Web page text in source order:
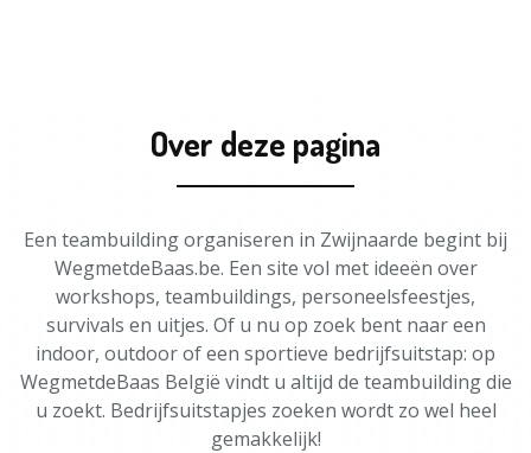
Over deze pagina
Een teambuilding organiseren in Zwijnaarde begint bij
WegmetdeBaas.be. Een site vol met ideeën over
workshops, teambuildings, personeelsfeestjes,
survivals en uitjes. Of u nu op zoek bent naar een
indoor, outdoor of een sportieve bedrijfsuitstap: op
WegmetdeBaas België vindt u altijd de teambuilding die
u zoekt. Bedrijfsuitstapjes zoeken wordt zo wel heel
gemakkelijk!